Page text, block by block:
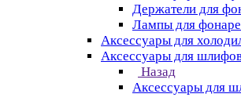
Держатели для
Лампы для
Аксессуары для
Аксессуары для
Назад
Аксессуары для